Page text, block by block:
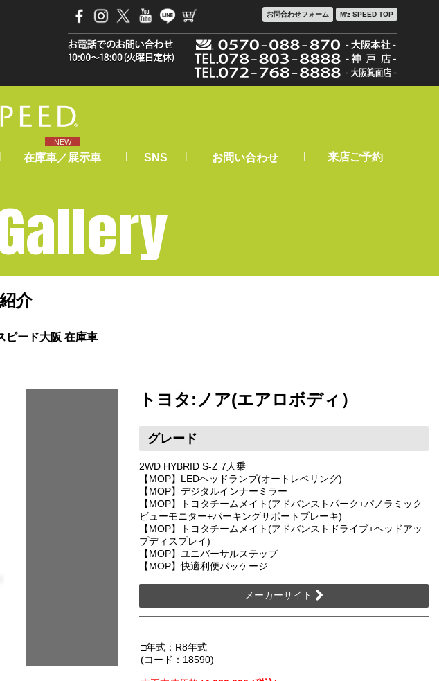
お問合わせフォーム M'z SPEED TOP
|
NEW
在庫車／展示車 | SNS | お問い合わせ | 来店ご予約
介
ピード大阪 在庫車
トヨタ:ノア(エアロボディ）
グレード
2WD HYBRID S-Z 7人乗
【MOP】LEDヘッドランプ(オートレベリング)
【MOP】デジタルインナーミラー
【MOP】トヨタチームメイト(アドバンストパーク+パノラミック
ビューモニター+パーキングサポートブレーキ)
【MOP】トヨタチームメイト(アドバンストドライブ+ヘッドアッ
プディスプレイ)
【MOP】ユニバーサルステップ
【MOP】快適利便パッケージ
メーカーサイト
□年式：R8年式
(コード：18590)